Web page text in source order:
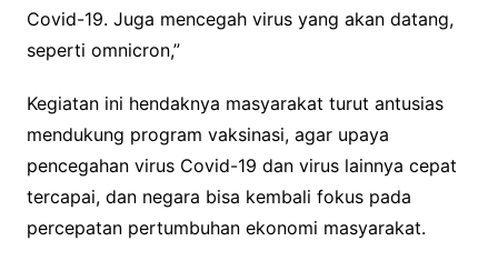
Covid-19. Juga mencegah virus yang akan datang,
seperti omnicron,”
Kegiatan ini hendaknya masyarakat turut antusias
mendukung program vaksinasi, agar upaya
pencegahan virus Covid-19 dan virus lainnya cepat
tercapai, dan negara bisa kembali fokus pada
percepatan pertumbuhan ekonomi masyarakat.